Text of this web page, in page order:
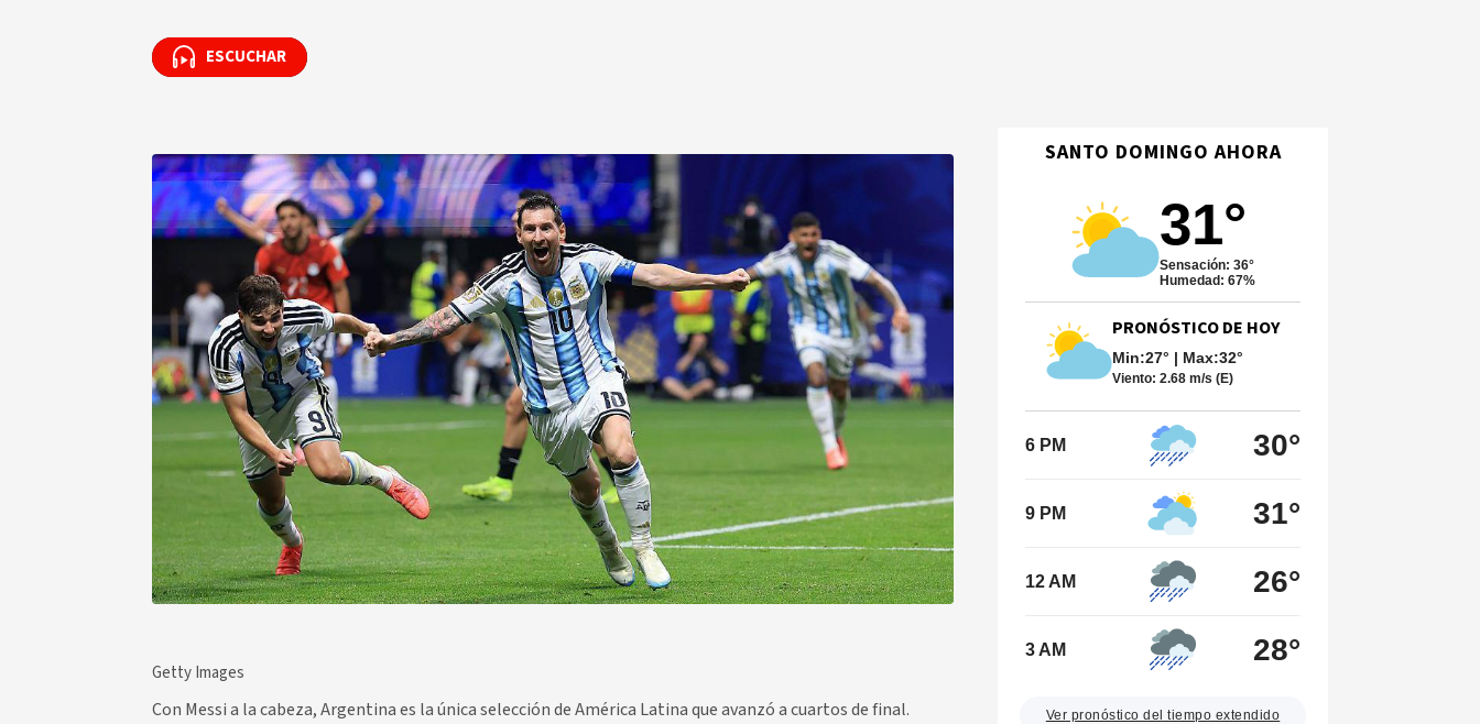
ESCUCHAR
ESCUCHAR
Getty Images
Con Messi a la cabeza, Argentina es la única selección de América Latina que avanzó a cuartos de final.
SANTO DOMINGO AHORA
31°
Sensación: 36°
Humedad: 67%
PRONÓSTICO DE HOY
Min:27° | Max:32°
Viento: 2.68 m/s (E)
6 PM 30°
9 PM 31°
12 AM 26°
3 AM 28°
Ver pronóstico del tiempo extendido